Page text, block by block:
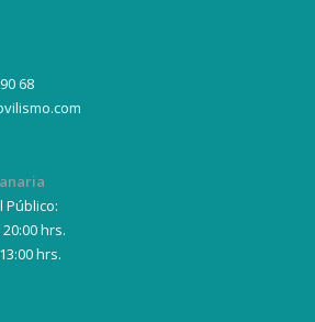
68
Público:
hrs.
hrs.